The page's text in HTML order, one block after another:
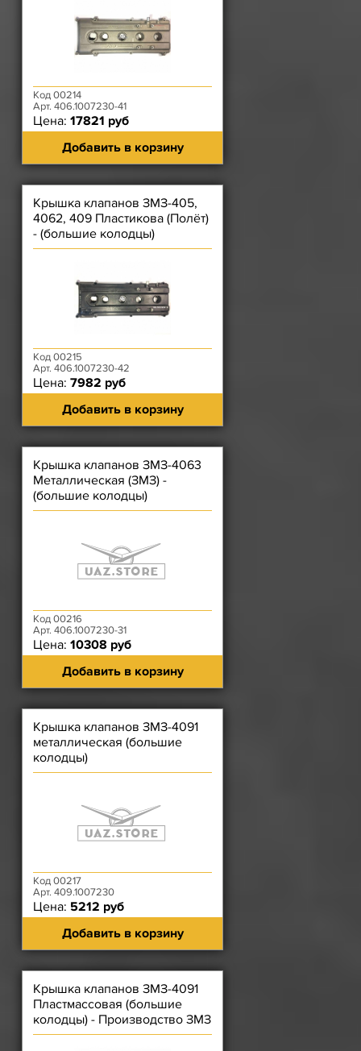
Код 00214
Арт. 406.1007230-41
Цена: 17821 руб
Добавить в корзину
Крышка клапанов ЗМЗ-405,
4062, 409 Пластикова (Полёт)
- (большие колодцы)
Код 00215
Арт. 406.1007230-42
Цена: 7982 руб
Добавить в корзину
Крышка клапанов ЗМЗ-4063
Металлическая (ЗМЗ) -
(большие колодцы)
Код 00216
Арт. 406.1007230-31
Цена: 10308 руб
Добавить в корзину
Крышка клапанов ЗМЗ-4091
металлическая (большие
колодцы)
Код 00217
Арт. 409.1007230
Цена: 5212 руб
Добавить в корзину
Крышка клапанов ЗМЗ-4091
Пластмассовая (большие
колодцы) - Производство ЗМЗ